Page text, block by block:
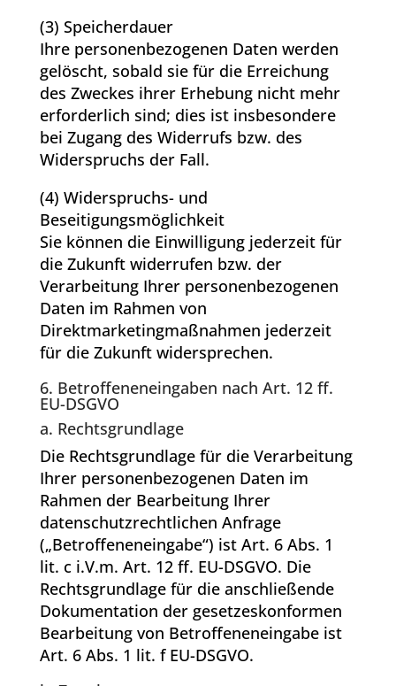
(3) Speicherdauer
Ihre personenbezogenen Daten werden
gelöscht, sobald sie für die Erreichung
des Zweckes ihrer Erhebung nicht mehr
erforderlich sind; dies ist insbesondere
bei Zugang des Widerrufs bzw. des
Widerspruchs der Fall.
(4) Widerspruchs- und
Beseitigungsmöglichkeit
Sie können die Einwilligung jederzeit für
die Zukunft widerrufen bzw. der
Verarbeitung Ihrer personenbezogenen
Daten im Rahmen von
Direktmarketingmaßnahmen jederzeit
für die Zukunft widersprechen.
6. Betroffeneneingaben nach Art. 12 ff.
EU-DSGVO
a. Rechtsgrundlage
Die Rechtsgrundlage für die Verarbeitung
Ihrer personenbezogenen Daten im
Rahmen der Bearbeitung Ihrer
datenschutzrechtlichen Anfrage
(„Betroffeneneingabe“) ist Art. 6 Abs. 1
lit. c i.V.m. Art. 12 ff. EU-DSGVO. Die
Rechtsgrundlage für die anschließende
Dokumentation der gesetzeskonformen
Bearbeitung von Betroffeneneingabe ist
Art. 6 Abs. 1 lit. f EU-DSGVO.